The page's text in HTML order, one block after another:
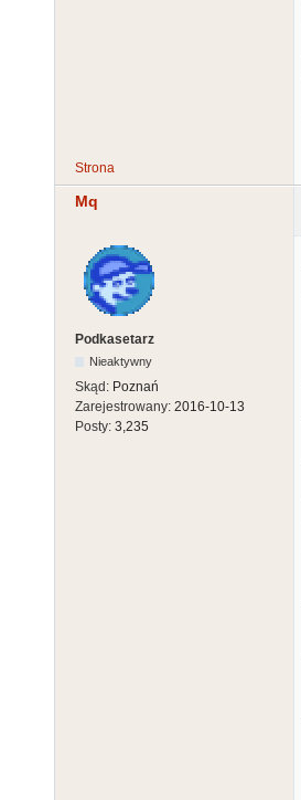
Strona
Mq
Podkasetarz
Nieaktywny
Skąd: Poznań
Zarejestrowany: 2016-10-13
Posty: 3,235